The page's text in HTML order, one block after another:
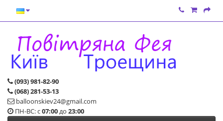
(093) 981-82-90
(068) 281-53-13
balloonskiev24@gmail.com
ПН-ВС: с07:00до 23:00